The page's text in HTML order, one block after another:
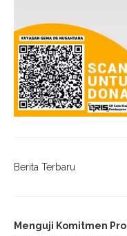
Berita Terbaru
Menguji Komitmen